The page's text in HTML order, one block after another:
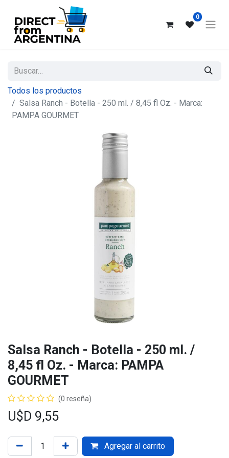
0
Todos los productos
Salsa Ranch - Botella - 250 ml. / 8,45 fl Oz. - Marca:
PAMPA GOURMET
Salsa Ranch - Botella - 250 ml. /
8,45 fl Oz. - Marca: PAMPA
GOURMET
(0 reseña)
U$D 9,55
Agregar al carrito